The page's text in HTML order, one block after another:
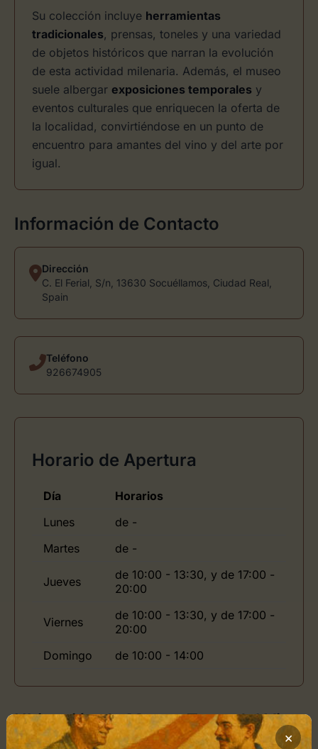
Su colección incluye herramientas
tradicionales, prensas, toneles y una variedad
de objetos históricos que narran la evolución
de esta actividad milenaria. Además, el museo
suele albergar exposiciones temporales y
eventos culturales que enriquecen la oferta de
la localidad, convirtiéndose en un punto de
encuentro para amantes del vino y del arte por
igual.
Información de Contacto
Dirección
C. El Ferial, S/n, 13630 Socuéllamos, Ciudad Real,
Spain
Teléfono
926674905
Horario de Apertura
Día
Horarios
Lunes
de -
Martes
de -
Jueves
de 10:00 - 13:30, y de 17:00 -
20:00
Viernes
de 10:00 - 13:30, y de 17:00 -
20:00
Domingo
de 10:00 - 14:00
Ubicación de Museo Torre del Vino
×